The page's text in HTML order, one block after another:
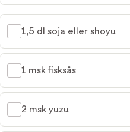
1,5 dl soja eller shoyu
1 msk fisksås
2 msk yuzu